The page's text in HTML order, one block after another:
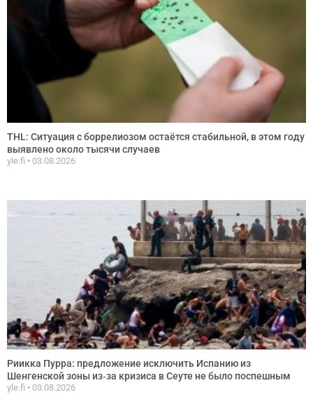
THL: Ситуация с боррелиозом остаётся стабильной, в этом году
выявлено около тысячи случаев
yle.fi 03.08.2026
Риикка Пурра: предложение исключить Испанию из
Шенгенской зоны из‑за кризиса в Сеуте не было поспешным
yle.fi 03.08.2026